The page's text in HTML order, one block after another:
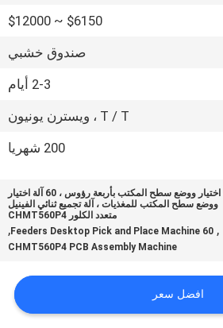
$6150 ~ $12000
صندوق خشبي
2-3 أيام
T / T ، ويسترن يونيون
200 شهريا
آلة اختيار ووضع سطح المكتب بأربعة رؤوس ، 60 آلة اختيار
ووضع سطح المكتب للمغذيات ، آلة تجميع ثنائي الفينيل
متعدد الكلور CHMT560P4
,
60 Feeders Desktop Pick and Place Machine
,
CHMT560P4 PCB Assembly Machine
افضل سعر